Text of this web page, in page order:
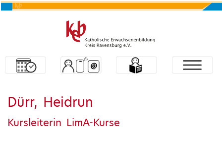
Dürr, Heidrun
Kursleiterin LimA-Kurse